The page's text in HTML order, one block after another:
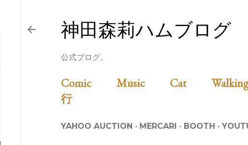
神田森莉ハムブログ
公式ブログ。
Comic Music Cat
行
YAHOO AUCTION MERCARI BOOTH